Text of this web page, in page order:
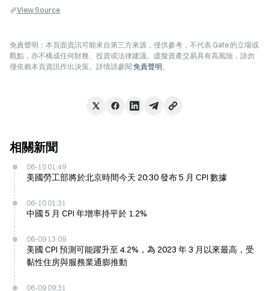
View Source
免責聲明：本頁面資訊可能來自第三方來源，僅供參考，不代表 Gate 的立場或
觀點，亦不構成任何財務、投資或法律建議。虛擬資產交易具有高風險，請勿
僅依賴本頁資訊作出決策。詳情請參閱 免責聲明。
相關新聞
06-10 01:49
美國勞工部將於北京時間今天 20:30 發布 5 月 CPI 數據
06-10 01:31
中國 5 月 CPI 年增率持平於 1.2%
06-09 13:09
美國 CPI 預測可能躍升至 4.2%，為 2023 年 3 月以來最高，受
黏性住房與服務業通膨推動
06-09 09:31